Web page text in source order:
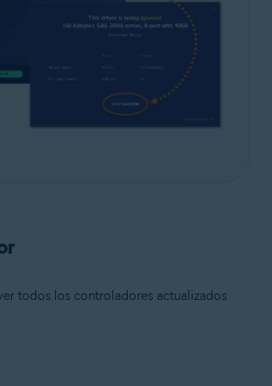
todos los controladores actualizados